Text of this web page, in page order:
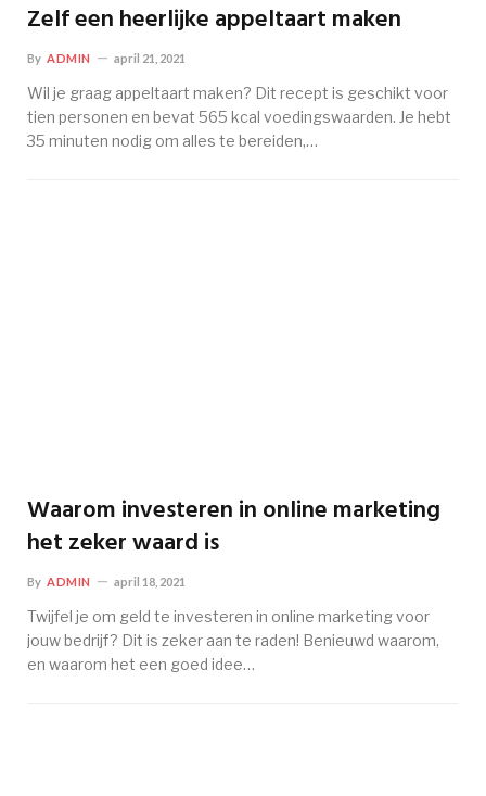
Zelf een heerlijke appeltaart maken
By ADMIN april 21, 2021
Wil je graag appeltaart maken? Dit recept is geschikt voor
tien personen en bevat 565 kcal voedingswaarden. Je hebt
35 minuten nodig om alles te bereiden,…
Waarom investeren in online marketing
het zeker waard is
By ADMIN april 18, 2021
Twijfel je om geld te investeren in online marketing voor
jouw bedrijf? Dit is zeker aan te raden! Benieuwd waarom,
en waarom het een goed idee…